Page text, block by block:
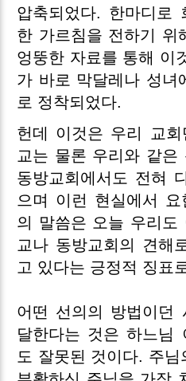
압축되었다. 한마디로
한 가르침을 전하기 위
엉뚱한 자료를 통해 이
가 바로 막달레나 성녀
로 정착되었다.
헌데 이것은 우리 교
교는 물론 우리와 같은
동방교회에서도 전혀
으며 이런 현실에서
의 말씀은 오늘 우리도
교나 동방교회의 견해
고 있다는 긍정적 징표
어떤 선의의 방법이던
달한다는 것은 하느님
도 잘못된 것이다. 주